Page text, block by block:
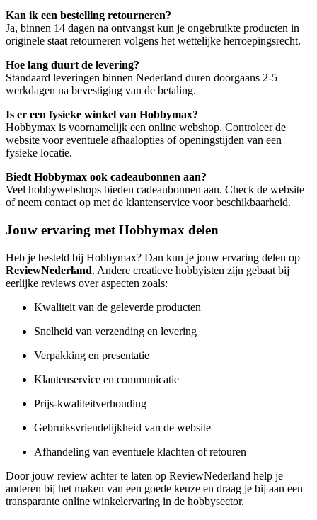
Kan ik een bestelling retourneren?
Ja, binnen 14 dagen na ontvangst kun je ongebruikte producten in
originele staat retourneren volgens het wettelijke herroepingsrecht.
Hoe lang duurt de levering?
Standaard leveringen binnen Nederland duren doorgaans 2-5
werkdagen na bevestiging van de betaling.
Is er een fysieke winkel van Hobbymax?
Hobbymax is voornamelijk een online webshop. Controleer de
website voor eventuele afhaalopties of openingstijden van een
fysieke locatie.
Biedt Hobbymax ook cadeaubonnen aan?
Veel hobbywebshops bieden cadeaubonnen aan. Check de website
of neem contact op met de klantenservice voor beschikbaarheid.
Jouw ervaring met Hobbymax delen
Heb je besteld bij Hobbymax? Dan kun je jouw ervaring delen op
ReviewNederland. Andere creatieve hobbyisten zijn gebaat bij
eerlijke reviews over aspecten zoals:
Kwaliteit van de geleverde producten
Snelheid van verzending en levering
Verpakking en presentatie
Klantenservice en communicatie
Prijs-kwaliteitverhouding
Gebruiksvriendelijkheid van de website
Afhandeling van eventuele klachten of retouren
Door jouw review achter te laten op ReviewNederland help je
anderen bij het maken van een goede keuze en draag je bij aan een
transparante online winkelervaring in de hobbysector.